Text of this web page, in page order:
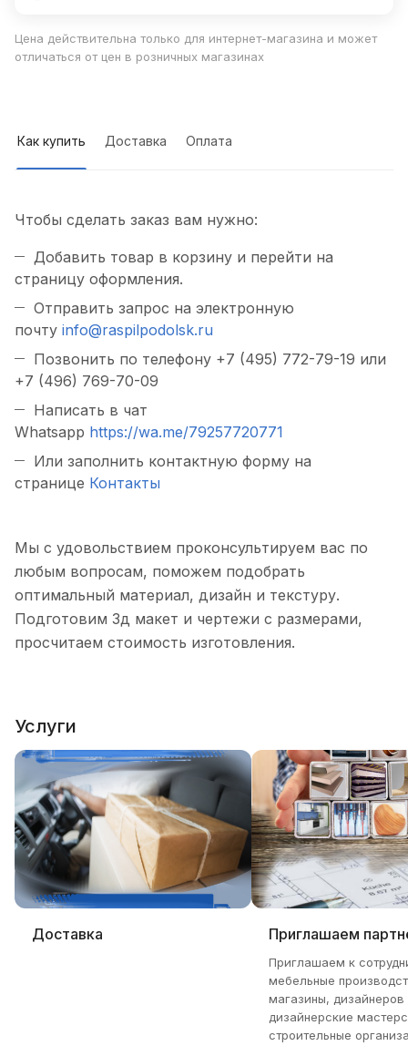
Цена действительна только для интернет-магазина и может
отличаться от цен в розничных магазинах
Как купить Доставка Оплата
Чтобы сделать заказ вам нужно:
Добавить товар в корзину и перейти на
страницу оформления.
Отправить запрос на электронную
почту info@raspilpodolsk.ru
Позвонить по телефону +7 (495) 772-79-19 или
+7 (496) 769-70-09
Написать в чат
Whatsapp https://wa.me/79257720771
Или заполнить контактную форму на
странице Контакты
Мы с удовольствием проконсультируем вас по
любым вопросам, поможем подобрать
оптимальный материал, дизайн и текстуру.
Подготовим 3д макет и чертежи с размерами,
просчитаем стоимость изготовления.
Услуги
Доставка Приглашаем
Приглашаем к
мебельные
магазины, дизайнеров
дизайнерские
строительные